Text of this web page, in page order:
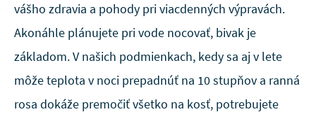
vášho zdravia a pohody pri viacdenných výpravách.
Akonáhle plánujete pri vode nocovať, bivak je
základom. V našich podmienkach, kedy sa aj v lete
môže teplota v noci prepadnúť na 10 stupňov a ranná
rosa dokáže premočiť všetko na kosť, potrebujete